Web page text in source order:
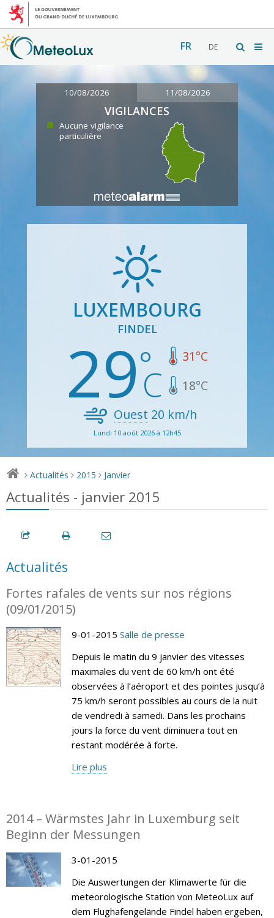
FR DE
10/08/2026 11/08/2026
VIGILANCES
Aucune vigilance
particulière
LUXEMBOURG
FINDEL
29 31°C
18°C
Ouest 20 km/h
Lundi 10 août 2026 à 12h45
> Actualités > 2015 > Janvier
Actualités - janvier 2015
Actualités
Fortes rafales de vents sur nos régions
(09/01/2015)
9-01-2015 Salle de presse
Depuis le matin du 9 janvier des vitesses
maximales du vent de 60 km/h ont été
observées à l’aéroport et des pointes jusqu’à
75 km/h seront possibles au cours de la nuit
de vendredi à samedi. Dans les prochains
jours la force du vent diminuera tout en
restant modérée à forte.
Lire plus
2014 – Wärmstes Jahr in Luxemburg seit
Beginn der Messungen
3-01-2015
Die Auswertungen der Klimawerte für die
meteorologische Station von MeteoLux auf
dem Flughafengelände Findel haben ergeben,